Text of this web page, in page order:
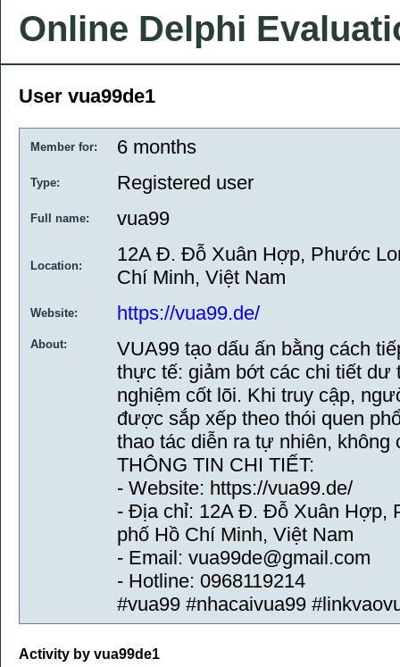
Online Delphi
User vua99de1
Member for: 6 months
Type: Registered user
Full name: vua99
Location:
12A Đ. Đỗ Xuân Hợp, Phước
Chí Minh, Việt Nam
Website: https://vua99.de/
About:
VUA99 tạo dấu ấn bằng cách
thực tế: giảm bớt các chi tiết dư
nghiệm cốt lõi. Khi truy cập,
được sắp xếp theo thói quen
thao tác diễn ra tự nhiên,
THÔNG TIN CHI TIẾT:
- Website: https://vua99.de/
- Địa chỉ: 12A Đ. Đỗ Xuân Hợp,
phố Hồ Chí Minh, Việt Nam
- Email: vua99de@gmail.com
- Hotline: 0968119214
#vua99 #nhacaivua99
Activity by vua99de1